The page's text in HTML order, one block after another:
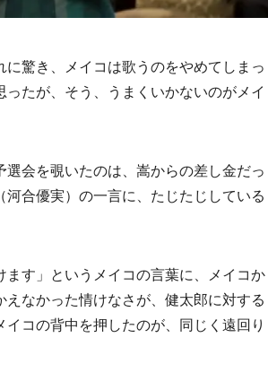
驚き、メイコは歌うのをやめてしまっ
たが、そう、うまくいかないのがメイ
会を覗いたのは、嵩からの差し金だっ
合優実）の一言に、たじたじしている
す」というメイコの言葉に、メイコか
なかった情けなさが、健太郎に対する
コの背中を押したのが、同じく遠回り